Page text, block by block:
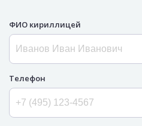
ФИО кириллицей
Телефон